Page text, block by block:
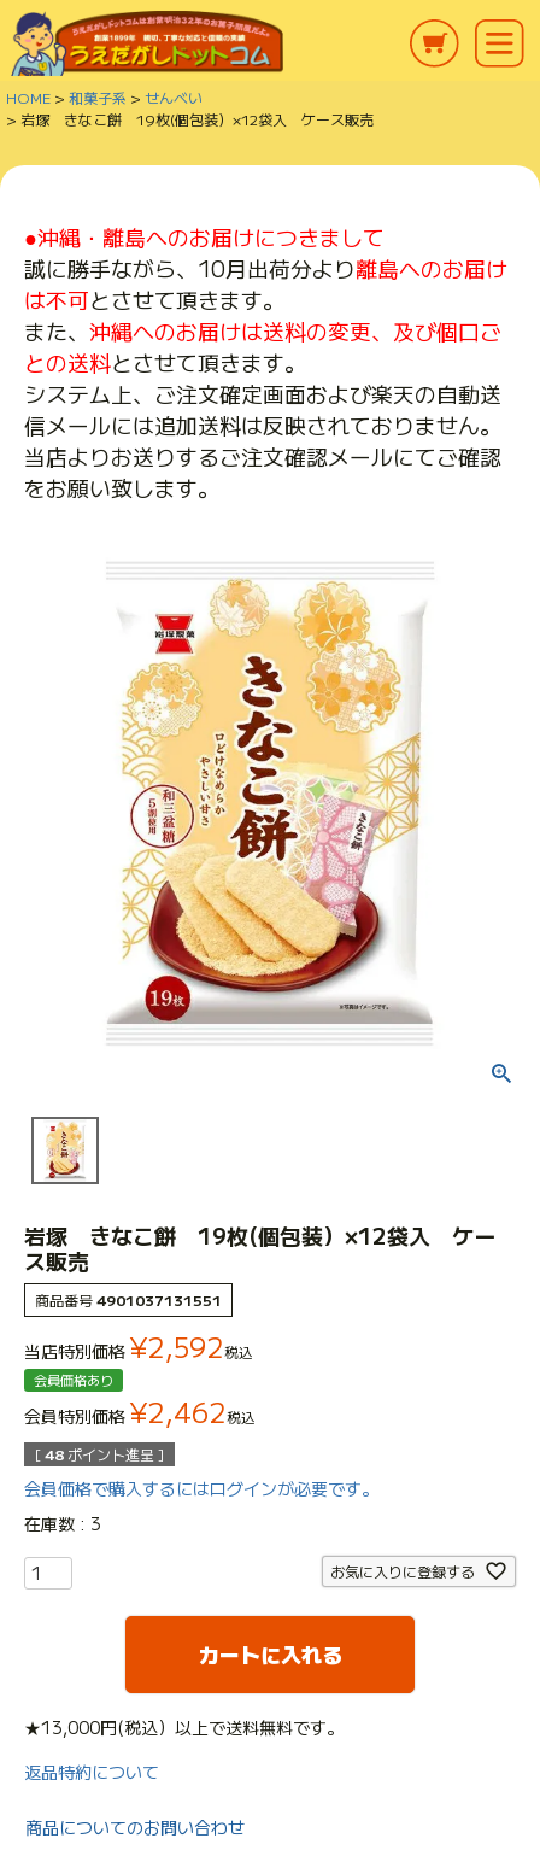
HOME 和菓子系
せんべい
岩塚 きなこ餅 19枚(個包装）×12袋入 ケース販売
●沖縄・離島へのお届けにつきまして
誠に勝手ながら、10月出荷分より離島へのお届け
は不可とさせて頂きます。
また、 沖縄へのお届けは送料の変更、及び個口ご
との送料とさせて頂きます。
システム上、ご注文確定画面および楽天の自動送
信メールには追加送料は反映されておりません。
当店よりお送りするご注文確認メールにてご確認
をお願い致します。
岩塚 きなこ餅 19枚(個包装）×12袋入 ケー
ス販売
商品番号4901037131551
当店特別価格 ¥2,592税込
会員価格あり
会員特別価格 ¥2,462税込
[48 ポイント進呈 ]
会員価格で購入するにはログインが必要です。
在庫数
3
お気に入りに登録する
カートに入れる
★13,000円(税込）以上で送料無料です。
返品特約について
商品についてのお問い合わせ